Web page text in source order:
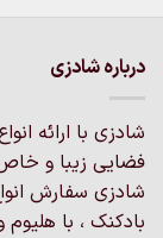
گزینه
ها
در
درباره شادزی
شادزی با ارائه
فضایی زیبا و
شادزی سفارش
بادکنک ، با